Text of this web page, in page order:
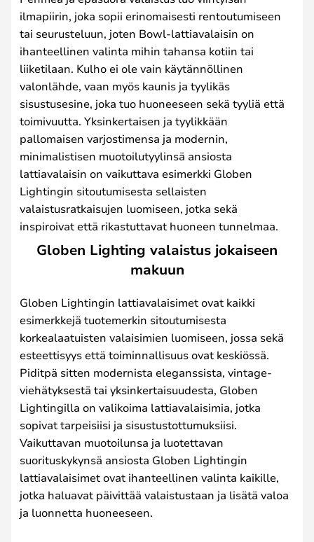
ilmapiirin, joka sopii erinomaisesti rentoutumiseen
tai seurusteluun, joten Bowl-lattiavalaisin on
ihanteellinen valinta mihin tahansa kotiin tai
liiketilaan. Kulho ei ole vain käytännöllinen
valonlähde, vaan myös kaunis ja tyylikäs
sisustusesine, joka tuo huoneeseen sekä tyyliä että
toimivuutta. Yksinkertaisen ja tyylikkään
pallomaisen varjostimensa ja modernin,
minimalistisen muotoilutyylinsä ansiosta
lattiavalaisin on vaikuttava esimerkki Globen
Lightingin sitoutumisesta sellaisten
valaistusratkaisujen luomiseen, jotka sekä
inspiroivat että rikastuttavat huoneen tunnelmaa.
Globen Lighting valaistus jokaiseen
makuun
Globen Lightingin lattiavalaisimet ovat kaikki
esimerkkejä tuotemerkin sitoutumisesta
korkealaatuisten valaisimien luomiseen, jossa sekä
esteettisyys että toiminnallisuus ovat keskiössä.
Piditpä sitten modernista eleganssista, vintage-
viehätyksestä tai yksinkertaisuudesta, Globen
Lightingilla on valikoima lattiavalaisimia, jotka
sopivat tarpeisiisi ja sisustustottumuksiisi.
Vaikuttavan muotoilunsa ja luotettavan
suorituskykynsä ansiosta Globen Lightingin
lattiavalaisimet ovat ihanteellinen valinta kaikille,
jotka haluavat päivittää valaistustaan ja lisätä valoa
ja luonnetta huoneeseen.